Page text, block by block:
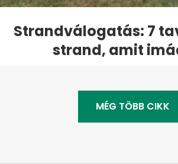
Strandválogatás: 7
strand, amit
MÉG TÖBB CIKK